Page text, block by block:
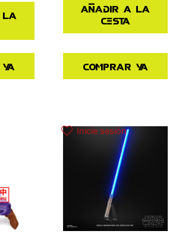
la
Añadir a la
cesta
Comprar ya
Inicie sesión